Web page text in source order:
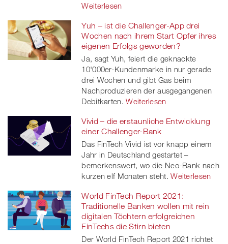
Weiterlesen
Yuh – ist die Challenger-App drei
Wochen nach ihrem Start Opfer ihres
eigenen Erfolgs geworden?
Ja, sagt Yuh, feiert die geknackte
10'000er-Kundenmarke in nur gerade
drei Wochen und gibt Gas beim
Nachproduzieren der ausgegangenen
Debitkarten. Weiterlesen
Vivid – die erstaunliche Entwicklung
einer Challenger-Bank
Das FinTech Vivid ist vor knapp einem
Jahr in Deutschland gestartet –
bemerkenswert, wo die Neo-Bank nach
kurzen elf Monaten steht. Weiterlesen
World FinTech Report 2021:
Traditionelle Banken wollen mit rein
digitalen Töchtern erfolgreichen
FinTechs die Stirn bieten
Der World FinTech Report 2021 richtet